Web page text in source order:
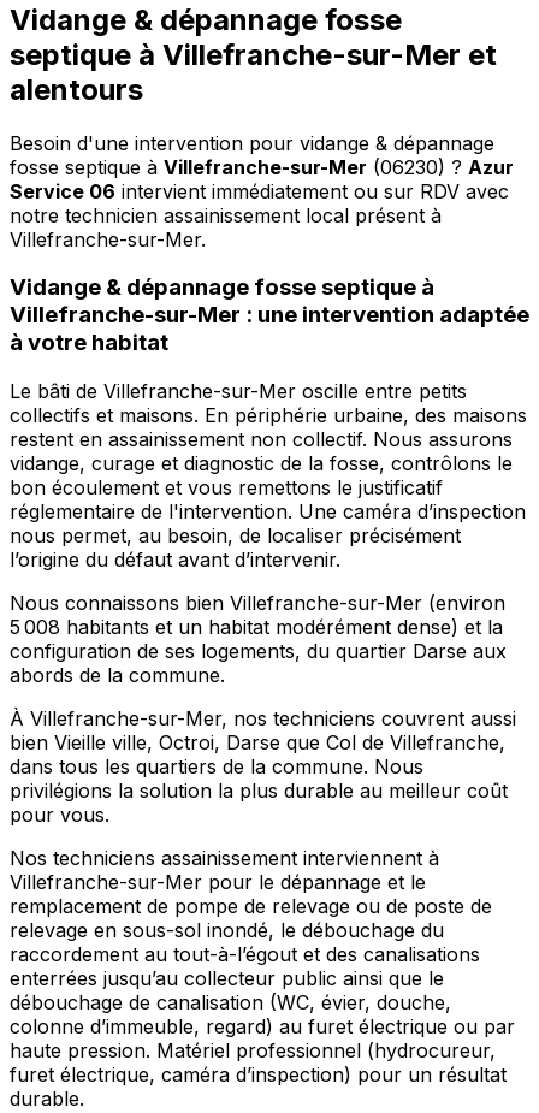
Vidange & dépannage fosse
septique à Villefranche-sur-Mer et
alentours
Besoin d'une intervention pour vidange & dépannage
fosse septique à Villefranche-sur-Mer (06230) ? Azur
Service 06 intervient immédiatement ou sur RDV avec
notre technicien assainissement local présent à
Villefranche-sur-Mer.
Vidange & dépannage fosse septique à
Villefranche-sur-Mer : une intervention adaptée
à votre habitat
Le bâti de Villefranche-sur-Mer oscille entre petits
collectifs et maisons. En périphérie urbaine, des maisons
restent en assainissement non collectif. Nous assurons
vidange, curage et diagnostic de la fosse, contrôlons le
bon écoulement et vous remettons le justificatif
réglementaire de l'intervention. Une caméra d’inspection
nous permet, au besoin, de localiser précisément
l’origine du défaut avant d’intervenir.
Nous connaissons bien Villefranche-sur-Mer (environ
5 008 habitants et un habitat modérément dense) et la
configuration de ses logements, du quartier Darse aux
abords de la commune.
À Villefranche-sur-Mer, nos techniciens couvrent aussi
bien Vieille ville, Octroi, Darse que Col de Villefranche,
dans tous les quartiers de la commune. Nous
privilégions la solution la plus durable au meilleur coût
pour vous.
Nos techniciens assainissement interviennent à
Villefranche-sur-Mer pour le dépannage et le
remplacement de pompe de relevage ou de poste de
relevage en sous-sol inondé, le débouchage du
raccordement au tout-à-l’égout et des canalisations
enterrées jusqu’au collecteur public ainsi que le
débouchage de canalisation (WC, évier, douche,
colonne d’immeuble, regard) au furet électrique ou par
haute pression. Matériel professionnel (hydrocureur,
furet électrique, caméra d’inspection) pour un résultat
durable.